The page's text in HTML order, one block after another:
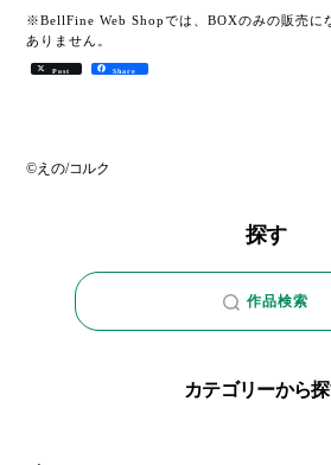
※BellFine Web Shopでは、BOXのみの販売に
ありません。
Post Share
©えの/コルク
探す
作品検索
カテゴリーから